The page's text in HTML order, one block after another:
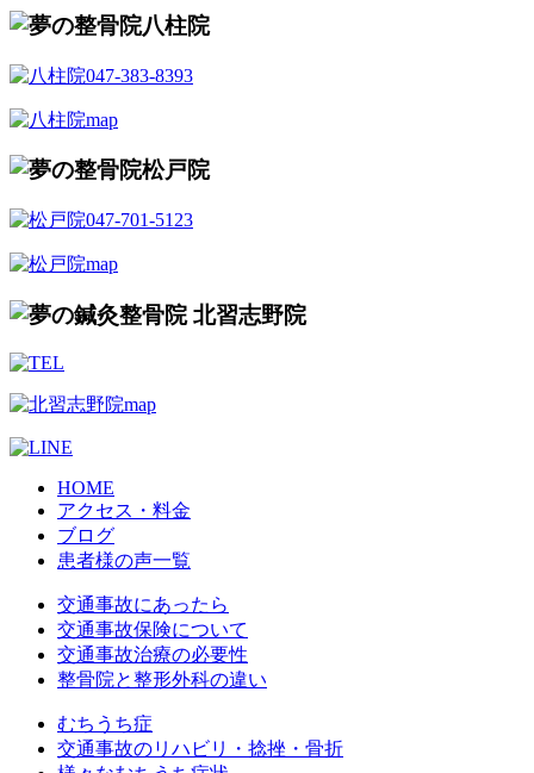
HOME
アクセス・料金
ブログ
患者様の声一覧
交通事故にあったら
交通事故保険について
交通事故治療の必要性
整骨院と整形外科の違い
むちうち症
交通事故のリハビリ・捻挫・骨折